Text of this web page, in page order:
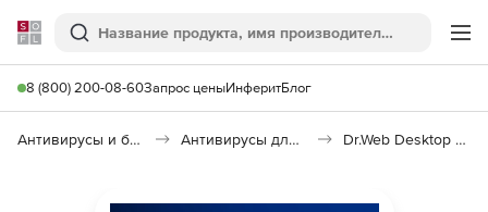
Softline
Поиск
8 (800) 200-08-60Запрос ценыИнферитБлог
Антивирусы и безопасность Антивирусы для организаций Dr.Web Desktop Security Suite